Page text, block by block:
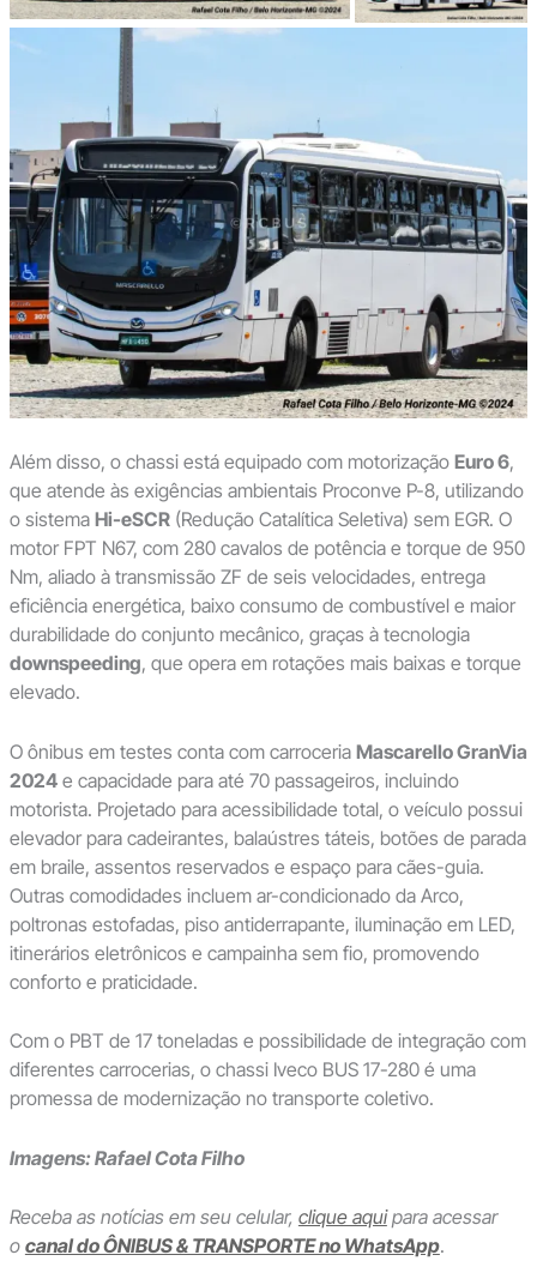
Além disso, o chassi está equipado com motorização Euro 6,
que atende às exigências ambientais Proconve P-8, utilizando
o sistema Hi-eSCR(Redução Catalítica Seletiva) sem EGR. O
motor FPT N67, com 280 cavalos de potência e torque de 950
Nm, aliado à transmissão ZF de seis velocidades, entrega
eficiência energética, baixo consumo de combustível e maior
durabilidade do conjunto mecânico, graças à tecnologia
downspeeding, que opera em rotações mais baixas e torque
elevado.
O ônibus em testes conta com carroceria Mascarello GranVia
2024e capacidade para até 70 passageiros, incluindo
motorista. Projetado para acessibilidade total, o veículo possui
elevador para cadeirantes, balaústres táteis, botões de parada
em braile, assentos reservados e espaço para cães-guia.
Outras comodidades incluem ar-condicionado da Arco,
poltronas estofadas, piso antiderrapante, iluminação em LED,
itinerários eletrônicos e campainha sem fio, promovendo
conforto e praticidade.
Com o PBT de 17 toneladas e possibilidade de integração com
diferentes carrocerias, o chassi Iveco BUS 17-280 é uma
promessa de modernização no transporte coletivo.
Imagens: Rafael Cota Filho
Receba as notícias em seu celular, clique aquipara acessar
o canal do ÔNIBUS & TRANSPORTE no WhatsApp.